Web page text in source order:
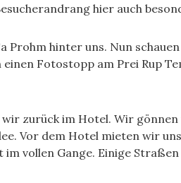
hier auch
Prohm hinter uns. Nun
einen Fotostopp am Prei Rup
zurück im Hotel. Wir gönnen
Vor dem Hotel mieten wir
im vollen Gange. Einige